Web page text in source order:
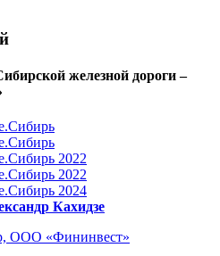
железной дороги –
2022
2022
2024
Кахидзе
ООО «Фининвест»